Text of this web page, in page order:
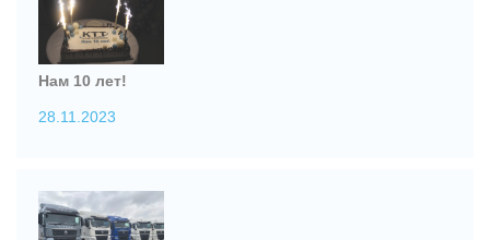
Нам 10 лет!
28.11.2023